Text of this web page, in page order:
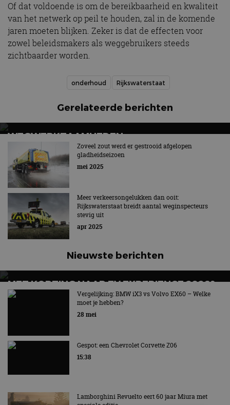
Of dat voldoende is om de bereikbaarheid en kwaliteit
van het netwerk op peil te houden, zal in de komende
jaren moeten blijken. Zeker is dat de effecten voor
zowel beleidsmakers als weggebruikers steeds
zichtbaarder worden.
onderhoud Rijkswaterstaat
Gerelateerde berichten
WEGWERKZAAMHEDEN
(RIJKSWATERSTAAT) IN 2026: DIT GAAT ER
GEBEUREN
In sommige gevallen 60 minuten extra reistijd
Zoveel zout werd er gestrooid afgelopen
gladheidseizoen
mei 2025
Meer verkeersongelukken dan ooit:
Rijkswaterstaat breidt aantal weginspecteurs
stevig uit
apr 2025
Nieuwste berichten
MET KORTING NAAR EV EXPERIENCE 2026?
AUTORAI REGELT HET!
EV Experience 2026 van 24 tot 26 september
Vergelijking: BMW iX3 vs Volvo EX60 – Welke
moet je hebben?
28 mei
Gespot: een Chevrolet Corvette Z06
15:38
Lamborghini Revuelto eert 60 jaar Miura met